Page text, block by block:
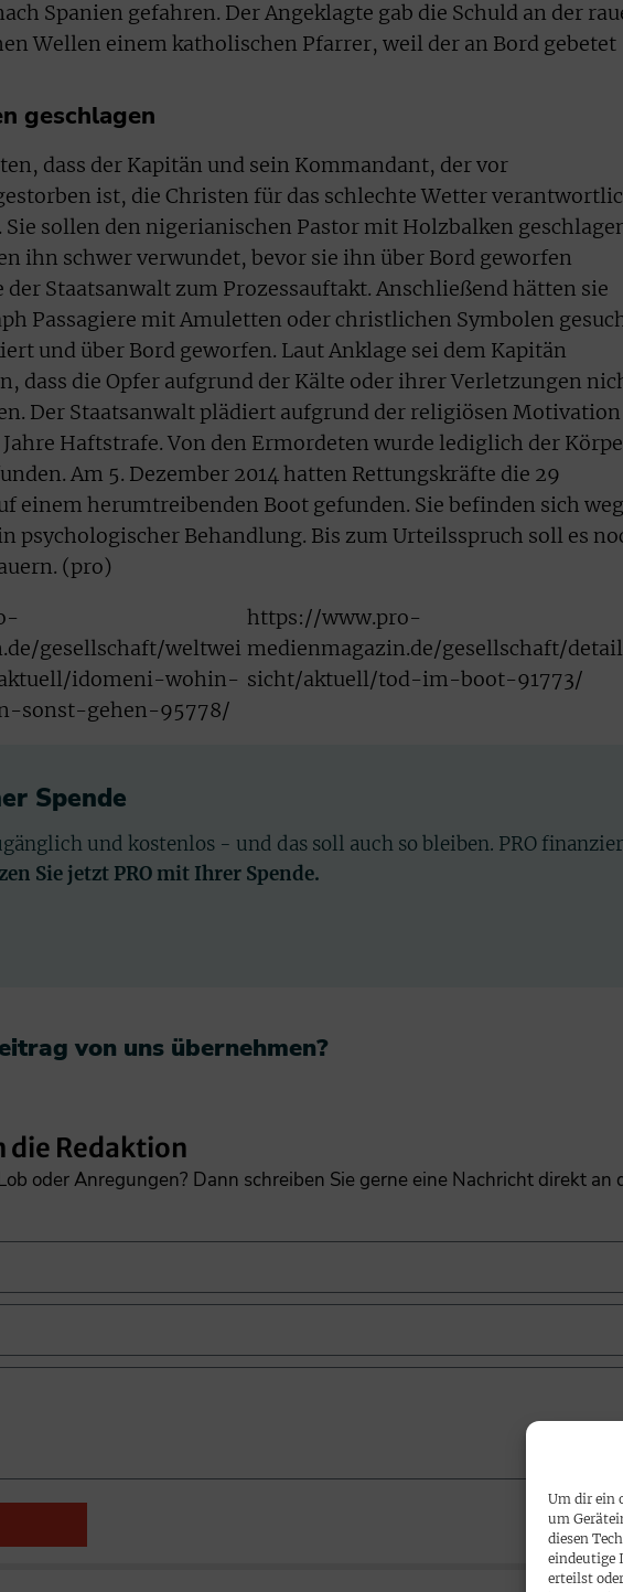
Um dir ein
um
diesen
eindeutige
erteilst
Spanien gefahren. Der Angeklagte gab die Schuld an der
Wellen einem katholischen Pfarrer, weil der an Bord gebetet
geschlagen
dass der Kapitän und sein Kommandant, der vor
ist, die Christen für das schlechte Wetter
Sie sollen den nigerianischen Pastor mit Holzbalken
ihn schwer verwundet, bevor sie ihn über Bord geworfen
Staatsanwalt zum Prozessauftakt. Anschließend hätten sie
Passagiere mit Amuletten oder christlichen Symbolen
und über Bord geworfen. Laut Anklage sei dem Kapitän
dass die Opfer aufgrund der Kälte oder ihrer Verletzungen
Der Staatsanwalt plädiert aufgrund der religiösen Motivation
Jahre Haftstrafe. Von den Ermordeten wurde lediglich der
Am 5. Dezember 2014 hatten Rettungskräfte die 29
einem herumtreibenden Boot gefunden. Sie befinden sich
psychologischer Behandlung. Bis zum Urteilsspruch soll es
(pro)
gesellschaft/weltwei
idomeni-wohin-
sonst-gehen-95778/
https://www.pro-
medienmagazin.de/gesellschaft/
sicht/aktuell/tod-im-boot-91773/
Spende
und kostenlos - und das soll auch so bleiben. PRO
Sie jetzt PRO mit Ihrer Spende.
von uns übernehmen?​
die Redaktion
oder Anregungen? Dann schreiben Sie gerne eine Nachricht direkt an